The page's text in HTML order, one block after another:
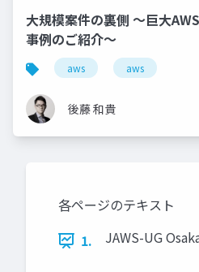
大規模案件の裏側 ～巨大AWSインフラ
事例のご紹介～
aws aws
後藤 和貴
各ページのテキスト
1.
JAWS-UG